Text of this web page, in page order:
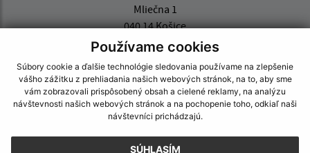
Používame cookies
Súbory cookie a ďalšie technológie sledovania používame na zlepšenie
vášho zážitku z prehliadania našich webových stránok, na to, aby sme
vám zobrazovali prispôsobený obsah a cielené reklamy, na analýzu
návštevnosti našich webových stránok a na pochopenie toho, odkiaľ naši
návštevníci prichádzajú.
SÚHLASÍM
Mliečna 1
040 14 Košice
info@kosickanovaves.sk
+421 55 333 73 10
IČO: 00 690 996